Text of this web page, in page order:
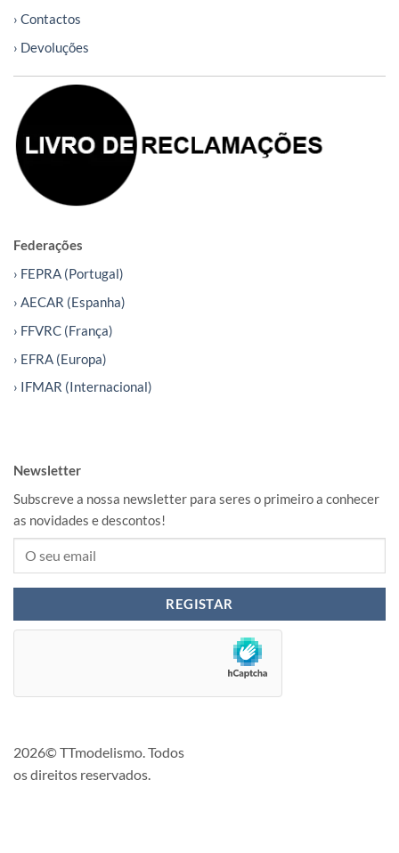
› Contactos
› Devoluções
Federações
› FEPRA (Portugal)
› AECAR (Espanha)
› FFVRC (França)
› EFRA (Europa)
› IFMAR (Internacional)
Newsletter
Subscreve a nossa newsletter para seres o primeiro a conhecer
as novidades e descontos!
2026© TTmodelismo. Todos
os direitos reservados.